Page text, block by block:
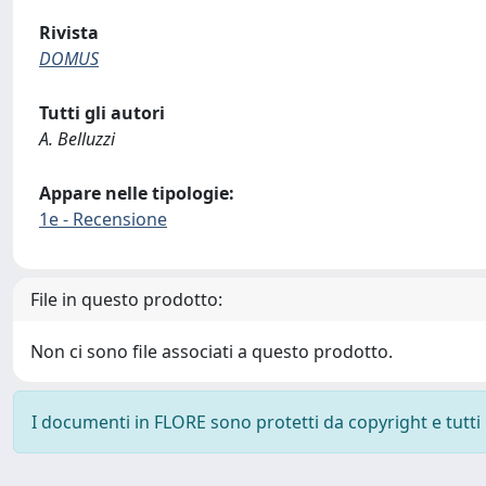
Rivista
DOMUS
Tutti gli autori
A. Belluzzi
Appare nelle tipologie:
1e - Recensione
File in questo prodotto:
Non ci sono file associati a questo prodotto.
I documenti in FLORE sono protetti da copyright e